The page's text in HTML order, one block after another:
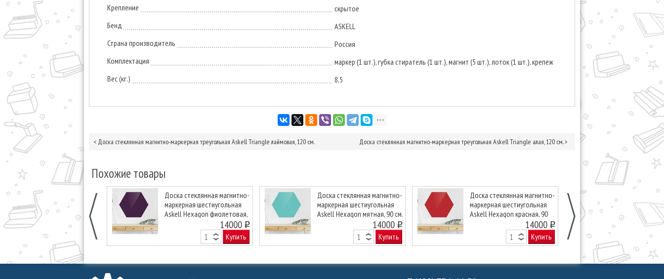
Крепление
скрытое
Бенд
ASKELL
Страна производитель
Россия
Комплектация
маркер (1 шт.), губка стиратель (1 шт.), магнит (5 шт.), лоток (1 шт.), крепеж
Вес (кг.)
8,5
< Доска стеклянная магнитно-маркерная треугольная Askell Triangle лаймовая, 120 см. Доска стеклянная магнитно-маркерная треугольная Askell Triangle алая, 120 см.>
Похожие товары
Доска стеклянная магнитно-
маркерная шестиугольная
Askell Hexagon фиолетовая,
14000 o
Купить
Доска стеклянная магнитно-
маркерная шестиугольная
Askell Hexagon мятная, 90 см.
14000 o
Купить
Доска стеклянная магнитно-
маркерная шестиугольная
Askell Hexagon красная, 90
14000 o
Купить
Доска
маркерная
Askell
см.
Next